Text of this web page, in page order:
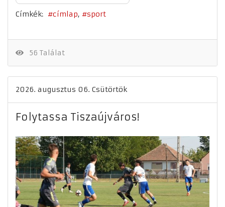
Címkék: címlap sport
56 Találat
2026. augusztus 06. Csütörtök
Folytassa Tiszaújváros!